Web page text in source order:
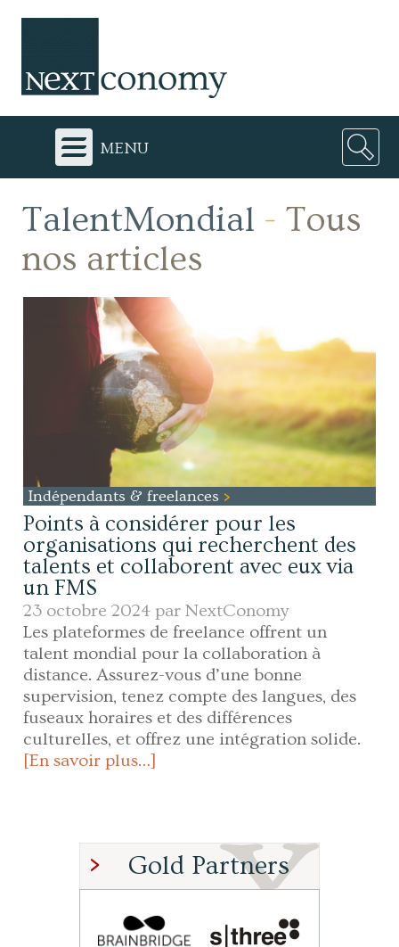
menu
TalentMondial - Tous
nos articles
Indépendants & freelances
Points à considérer pour les
organisations qui recherchent des
talents et collaborent avec eux via
un FMS
23 octobre 2024 parNextConomy
Les plateformes de freelance offrent un
talent mondial pour la collaboration à
distance. Assurez-vous d’une bonne
supervision, tenez compte des langues, des
fuseaux horaires et des différences
culturelles, et offrez une intégration solide.
[En savoir plus…]
Gold Partners